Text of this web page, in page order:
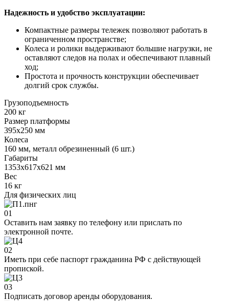
Надежность и удобство эксплуатации:
Компактные размеры тележек позволяют работать в
ограниченном пространстве;
Колеса и ролики выдерживают большие нагрузки, не
оставляют следов на полах и обеспечивают плавный
ход;
Простота и прочность конструкции обеспечивает
долгий срок службы.
Грузоподъемность
200 кг
Размер платформы
395х250 мм
Колеса
160 мм, металл обрезиненный (6 шт.)
Габариты
1353х617х621 мм
Вес
16 кг
Для физических лиц
01
Оставить нам заявку по телефону или прислать по
электронной почте.
02
Иметь при себе паспорт гражданина РФ с действующей
пропиской.
03
Подписать договор аренды оборудования.